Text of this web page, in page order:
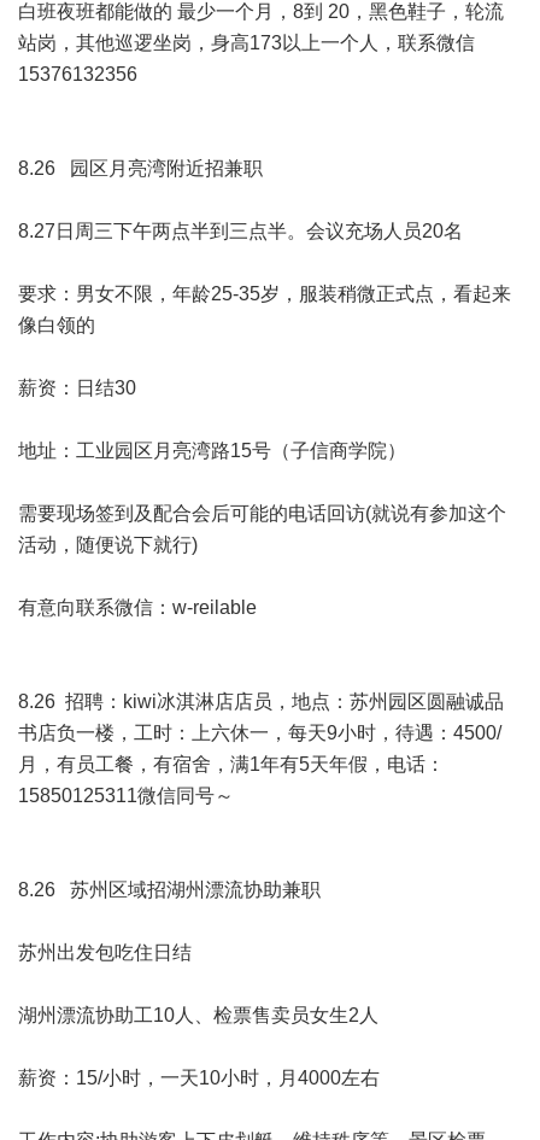
白班夜班都能做的 最少一个月，8到 20，黑色鞋子，轮流
站岗，其他巡逻坐岗，身高173以上一个人，联系微信
15376132356
8.26 园区月亮湾附近招兼职
8.27日周三下午两点半到三点半。会议充场人员20名
要求：男女不限，年龄25-35岁，服装稍微正式点，看起来
像白领的
薪资：日结30
地址：工业园区月亮湾路15号（子信商学院）
需要现场签到及配合会后可能的电话回访(就说有参加这个
活动，随便说下就行)
有意向联系微信：w-reilable
8.26 招聘：kiwi冰淇淋店店员，地点：苏州园区圆融诚品
书店负一楼，工时：上六休一，每天9小时，待遇：4500/
月，有员工餐，有宿舍，满1年有5天年假，电话：
15850125311微信同号～
8.26 苏州区域招湖州漂流协助兼职
苏州出发包吃住日结
湖州漂流协助工10人、检票售卖员女生2人
薪资：15/小时，一天10小时，月4000左右